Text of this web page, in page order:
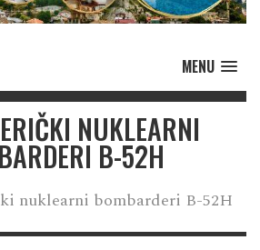
MENU
NUKLEARNI
B-52H
nuklearni bombarderi B-52H